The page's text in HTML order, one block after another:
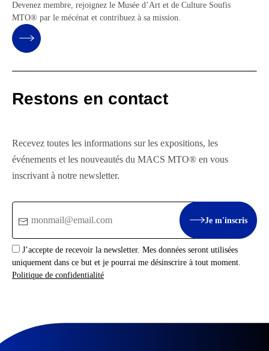
Devenez membre, rejoignez le Musée d’Art et de Culture Soufis
MTO® par le mécénat et contribuez à sa mission.
Restons en contact
Recevez toutes les informations sur les expositions, les
événements et les nouveautés du MACS MTO® en vous
inscrivant à notre newsletter.
Je m'inscris
J’accepte de recevoir la newsletter. Mes données seront utilisées
uniquement dans ce but et je pourrai me désinscrire à tout moment.
Politique de confidentialité